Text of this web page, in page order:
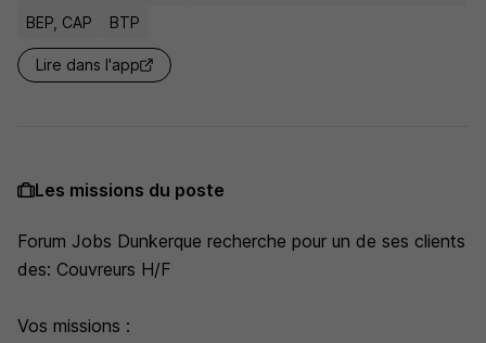
BEP, CAP
BTP
Lire dans l'app
Les missions du poste
Forum Jobs Dunkerque recherche pour un de ses clients
des: Couvreurs H/F
Vos missions :